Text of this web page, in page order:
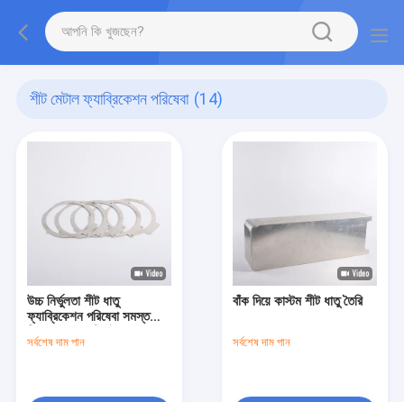
শীট মেটাল ফ্যাব্রিকেশন পরিষেবা (14)
উচ্চ নির্ভুলতা শীট ধাতু
ফ্যাব্রিকেশন পরিষেবা সমস্ত
সর্বশেষ দাম পান
বাঁক দিয়ে কাস্টম শীট ধাতু তৈরি
সর্বশেষ দাম পান